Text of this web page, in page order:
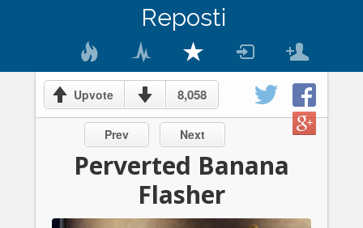
Reposti
Upvote 8,058
Prev Next
Perverted Banana
Flasher